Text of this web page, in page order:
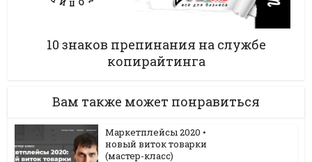
10 знаков препинания на службе
копирайтинга
Вам также может понравиться
Маркетплейсы 2020 •
новый виток товарки
(мастер-класс)